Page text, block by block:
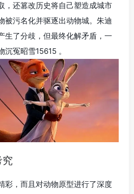
，还篡改历史将自己塑造成城市
被污名化并驱逐出动物城。朱迪
生了分歧，但最终化解矛盾，一
冤昭雪15615 。
彩，而且对动物原型进行了深度